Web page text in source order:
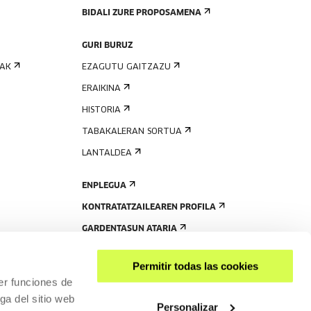
funciones de
del sitio web
Permitir todas las cookies
Personalizar
BIDALI ZURE PROPOSAMENA
GURI BURUZ
EZAGUTU GAITZAZU
ERAIKINA
HISTORIA
TABAKALERAN SORTUA
LANTALDEA
ENPLEGUA
KONTRATATZAILEAREN PROFILA
GARDENTASUN ATARIA